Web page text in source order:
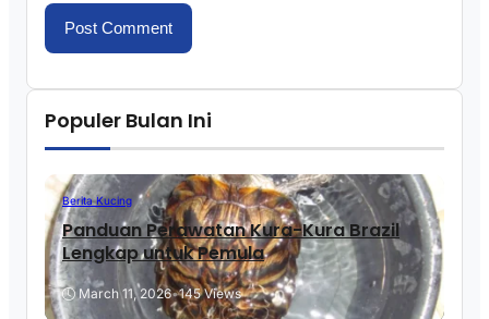
Populer Bulan Ini
Berita Kucing
Panduan Perawatan Kura-Kura Brazil
Lengkap untuk Pemula
March 11, 2026•145 Views